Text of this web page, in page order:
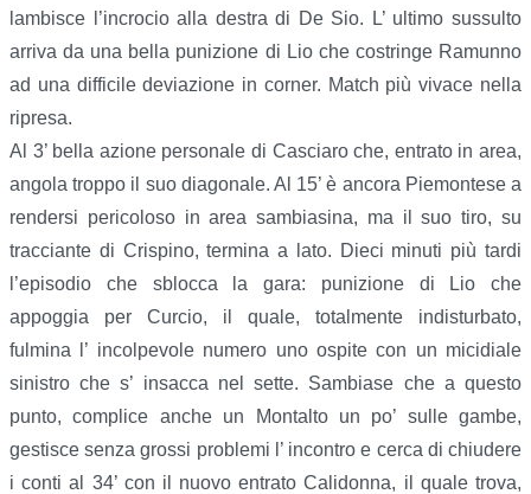
lambisce l’incrocio alla destra di De Sio. L’ ultimo sussulto
arriva da una bella punizione di Lio che costringe Ramunno
ad una difficile deviazione in corner. Match più vivace nella
ripresa.
Al 3’ bella azione personale di Casciaro che, entrato in area,
angola troppo il suo diagonale. Al 15’ è ancora Piemontese a
rendersi pericoloso in area sambiasina, ma il suo tiro, su
tracciante di Crispino, termina a lato. Dieci minuti più tardi
l’episodio che sblocca la gara: punizione di Lio che
appoggia per Curcio, il quale, totalmente indisturbato,
fulmina l’ incolpevole numero uno ospite con un micidiale
sinistro che s’ insacca nel sette. Sambiase che a questo
punto, complice anche un Montalto un po’ sulle gambe,
gestisce senza grossi problemi l’ incontro e cerca di chiudere
i conti al 34’ con il nuovo entrato Calidonna, il quale trova,